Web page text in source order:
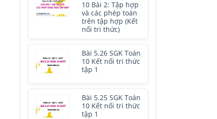
10 Bài 2: Tập hợp
và các phép toán
trên tập hợp (Kết
nối tri thức)
Bài 5.26 SGK Toán
10 Kết nối tri thức
tập 1
Bài 5.25 SGK Toán
10 Kết nối tri thức
tập 1